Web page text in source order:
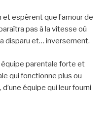
espèrent que l’amour de
pas à la vitesse où
disparu et… inversement.
équipe parentale forte et
qui fonctionne plus ou
équipe qui leur fourni